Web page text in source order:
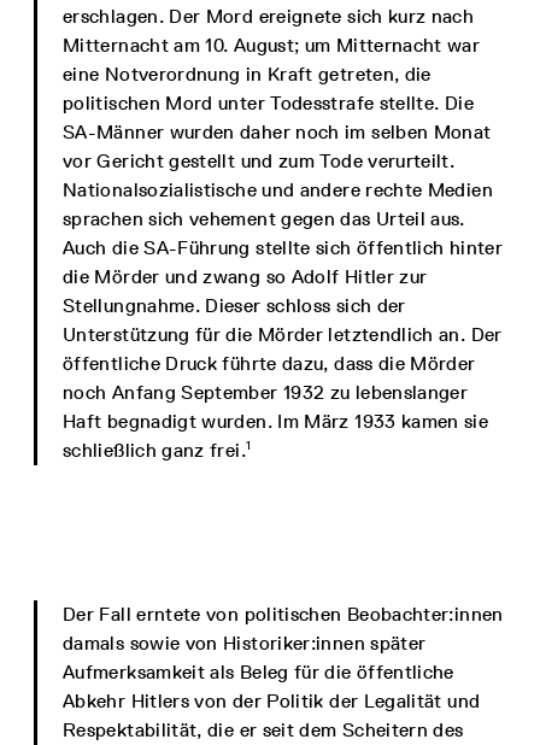
erschlagen. Der Mord ereignete sich kurz nach
Mitternacht am 10. August; um Mitternacht war
eine Notverordnung in Kraft getreten, die
politischen Mord unter Todesstrafe stellte. Die
SA-Männer wurden daher noch im selben Monat
vor Gericht gestellt und zum Tode verurteilt.
Nationalsozialistische und andere rechte Medien
sprachen sich vehement gegen das Urteil aus.
Auch die SA-Führung stellte sich öffentlich hinter
die Mörder und zwang so Adolf Hitler zur
Stellungnahme. Dieser schloss sich der
Unterstützung für die Mörder letztendlich an. Der
öffentliche Druck führte dazu, dass die Mörder
noch Anfang September 1932 zu lebenslanger
Haft begnadigt wurden. Im März 1933 kamen sie
schließlich ganz frei.1
Der Fall erntete von politischen Beobachter:innen
damals sowie von Historiker:innen später
Aufmerksamkeit als Beleg für die öffentliche
Abkehr Hitlers von der Politik der Legalität und
Respektabilität, die er seit dem Scheitern des